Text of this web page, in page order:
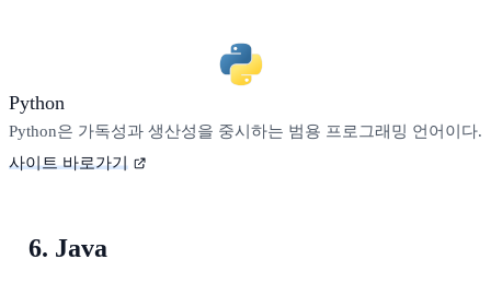
Python
Python은 가독성과 생산성을 중시하는 범용 프로그래밍 언어이다.
사이트 바로가기
6. Java